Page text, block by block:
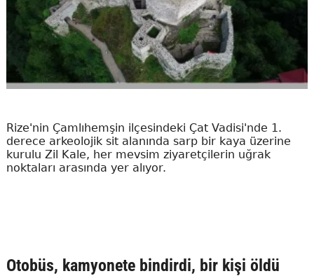
Rize'nin Çamlıhemşin ilçesindeki Çat Vadisi'nde 1.
derece arkeolojik sit alanında sarp bir kaya üzerine
kurulu Zil Kale, her mevsim ziyaretçilerin uğrak
noktaları arasında yer alıyor.
Otobüs, kamyonete bindirdi, bir kişi öldü